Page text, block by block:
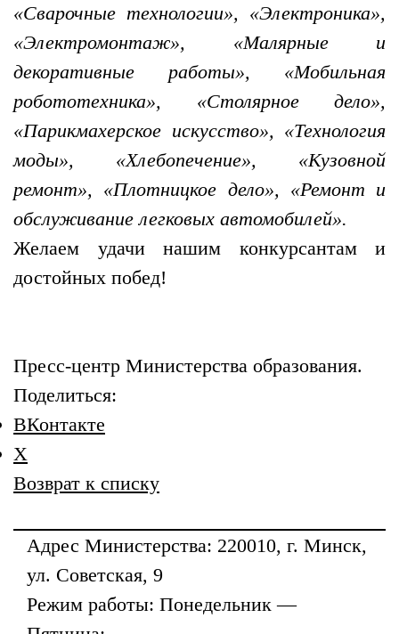
«Сварочные технологии», «Электроника»,
«Электромонтаж», «Малярные и
декоративные работы», «Мобильная
робототехника», «Столярное дело»,
«Парикмахерское искусство», «Технология
моды», «Хлебопечение», «Кузовной
ремонт», «Плотницкое дело», «Ремонт и
обслуживание легковых автомобилей».
Желаем удачи нашим конкурсантам и
достойных побед!
Пресс-центр Министерства образования.
Поделиться:
ВКонтакте
X
Возврат к списку
Адрес Министерства: 220010, г. Минск,
ул. Советская, 9
Режим работы: Понедельник —